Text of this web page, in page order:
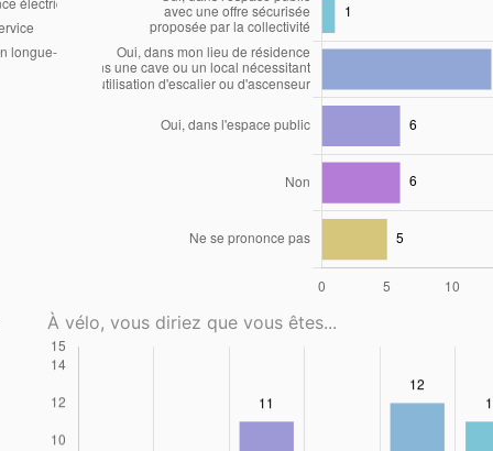
À vélo, vous diriez que vous êtes...